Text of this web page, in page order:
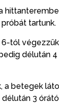
tartunk.
tól
délután
a betegek
3